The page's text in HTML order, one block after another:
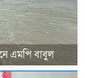
এমপি বাবুল